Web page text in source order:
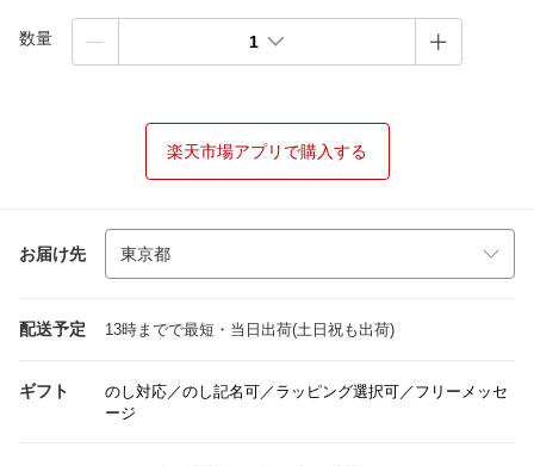
数量 1
楽天市場アプリで購入する
お届け先
配送予定 13時までで最短・当日出荷(土日祝も出荷)
ギフト
のし対応／のし記名可／ラッピング選択可／フリーメッセ
ージ